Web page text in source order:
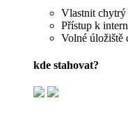
Vlastnit chytrý
Přístup k
Volné úložiště
kde stahovat?